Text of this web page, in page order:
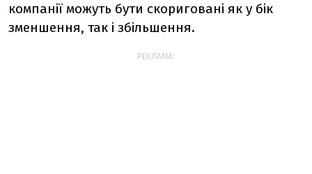
компанії можуть бути скориговані як у бік
зменшення, так і збільшення.
РЕКЛАМА: